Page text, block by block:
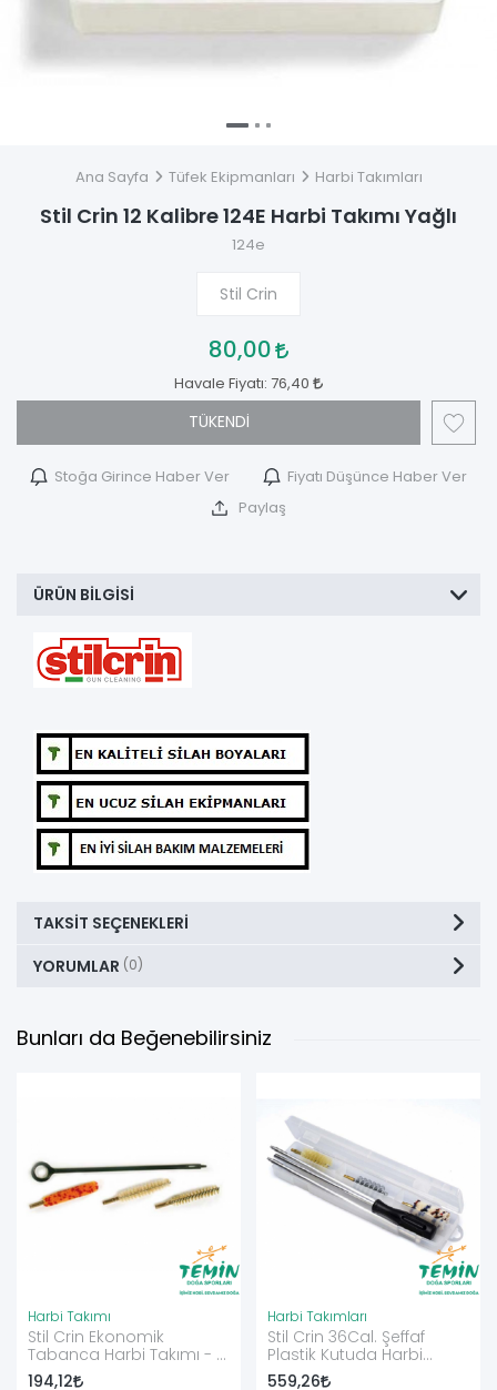
Ana Sayfa Tüfek Ekipmanları Harbi Takımları
Stil Crin 12 Kalibre 124E Harbi Takımı Yağlı
124e
Stil Crin
80,00
Havale Fiyatı: 76,40
TÜKENDİ
Stoğa Girince Haber Ver Fiyatı Düşünce Haber Ver
Paylaş
ÜRÜN BILGISI
TAKSIT SEÇENEKLERI
YORUMLAR (0)
Bunları da Beğenebilirsiniz
Harbi Takımı
Stil Crin Ekonomik
Tabanca Harbi Takımı - 9
mm
194,12
Harbi Takımları
Stil Crin 36Cal. Şeffaf
Plastik Kutuda Harbi
Takımı
559,26